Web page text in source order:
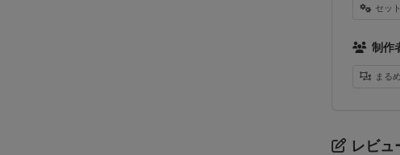
セッ
制作
まる
レビュ